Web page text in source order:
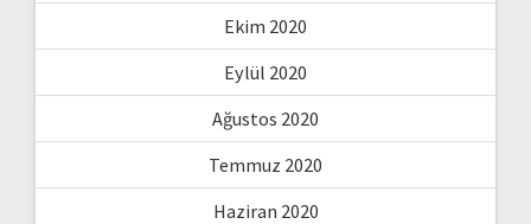
Ekim 2020
Eylül 2020
Ağustos 2020
Temmuz 2020
Haziran 2020